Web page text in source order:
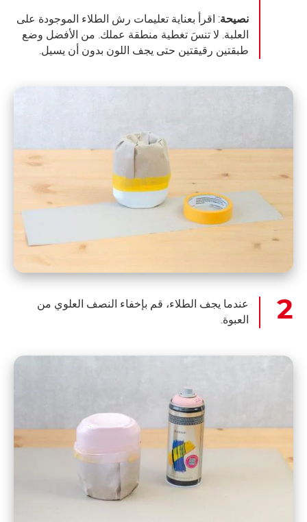
نصيحة: اقرأ بعناية تعليمات رش الطلاء الموجودة على
العلبة. لا تنسَ تغطية منطقة عملك. من الأفضل وضع
طبقتين رقيقتين حتى يجف اللون بدون أن يسيل.
عندما يجف الطلاء، قم بإخفاء النصف العلوي من
العبوة.